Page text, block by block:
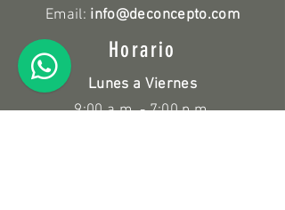
Email: info@deconcepto.com
Horario
Lunes a Viernes
9:00 a.m. - 7:00 p.m.